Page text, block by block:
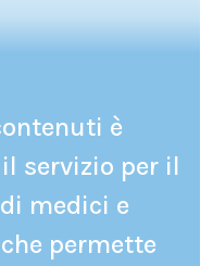
è
servizio per il
medici e
permette